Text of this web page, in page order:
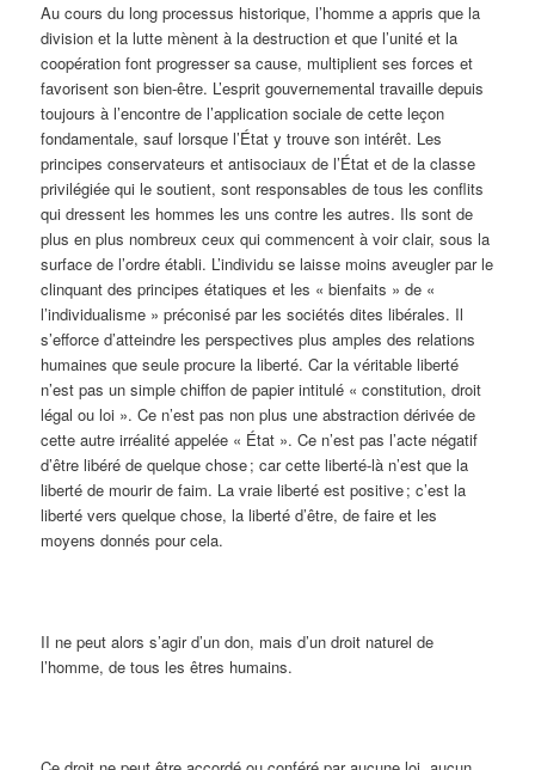
Au cours du long processus historique, l’homme a appris que la
division et la lutte mènent à la destruction et que l’unité et la
coopération font progresser sa cause, multiplient ses forces et
favorisent son bien-être. L’esprit gouvernemental travaille depuis
toujours à l’encontre de l’application sociale de cette leçon
fondamentale, sauf lorsque l’État y trouve son intérêt. Les
principes conservateurs et antisociaux de l’État et de la classe
privilégiée qui le soutient, sont responsables de tous les conflits
qui dressent les hommes les uns contre les autres. Ils sont de
plus en plus nombreux ceux qui commencent à voir clair, sous la
surface de l’ordre établi. L’individu se laisse moins aveugler par le
clinquant des principes étatiques et les « bienfaits » de «
l’individualisme » préconisé par les sociétés dites libérales. Il
s’efforce d’atteindre les perspectives plus amples des relations
humaines que seule procure la liberté. Car la véritable liberté
n’est pas un simple chiffon de papier intitulé « constitution, droit
légal ou loi ». Ce n’est pas non plus une abstraction dérivée de
cette autre irréalité appelée « État ». Ce n’est pas l’acte négatif
d’être libéré de quelque chose ; car cette liberté-là n’est que la
liberté de mourir de faim. La vraie liberté est positive ; c’est la
liberté vers quelque chose, la liberté d’être, de faire et les
moyens donnés pour cela.
II ne peut alors s’agir d’un don, mais d’un droit naturel de
l’homme, de tous les êtres humains.